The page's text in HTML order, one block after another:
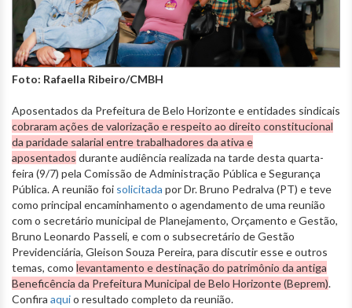
Foto: Rafaella Ribeiro/CMBH
Aposentados da Prefeitura de Belo Horizonte e entidades sindicais
cobraram ações de valorização e respeito ao direito constitucional
da paridade salarial entre trabalhadores da ativa e
aposentados durante audiência realizada na tarde desta quarta-
feira (9/7) pela Comissão de Administração Pública e Segurança
Pública. A reunião foi solicitada por Dr. Bruno Pedralva (PT) e teve
como principal encaminhamento o agendamento de uma reunião
com o secretário municipal de Planejamento, Orçamento e Gestão,
Bruno Leonardo Passeli, e com o subsecretário de Gestão
Previdenciária, Gleison Souza Pereira, para discutir esse e outros
temas, como levantamento e destinação do patrimônio da antiga
Beneficência da Prefeitura Municipal de Belo Horizonte (Beprem).
Confira aquio resultado completo da reunião.